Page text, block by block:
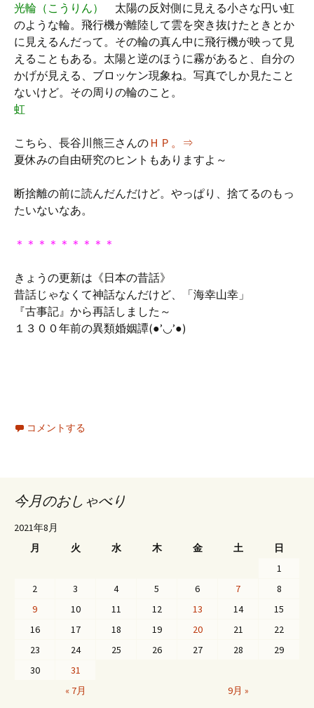
光輪（こうりん）
太陽の反対側に見える小さな円い虹
のような輪。飛行機が離陸して雲を突き抜けたときとか
に見えるんだって。その輪の真ん中に飛行機が映って見
えることもある。太陽と逆のほうに霧があると、自分の
かげが見える、ブロッケン現象ね。写真でしか見たこと
ないけど。その周りの輪のこと。
虹
こちら、長谷川熊三さんの ＨＰ。⇒
夏休みの自由研究のヒントもありますよ～
断捨離の前に読んだんだけど。やっぱり、捨てるのもっ
たいないなあ。
＊＊＊＊＊＊＊＊＊
きょうの更新は《日本の昔話》
昔話じゃなくて神話なんだけど、「海幸山幸」
『古事記』から再話しました～
１３００年前の異類婚姻譚(●’◡’●)
コメントする
今月のおしゃべり
2021年8月
月
火 水 木 金 土 日
« 7月 9月 »
1
2
3 4 5 6 7
8
9
10 11 12 13 14
15
16
17 18 19 20 21
22
23
24 25 26 27 28
29
30
31